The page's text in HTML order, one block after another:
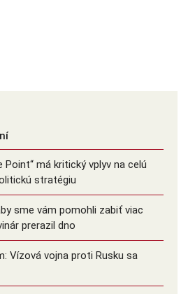
Point“ má kritický vplyv na celú
stratégiu
sme vám pomohli zabiť viac
prerazil dno
Vízová vojna proti Rusku sa